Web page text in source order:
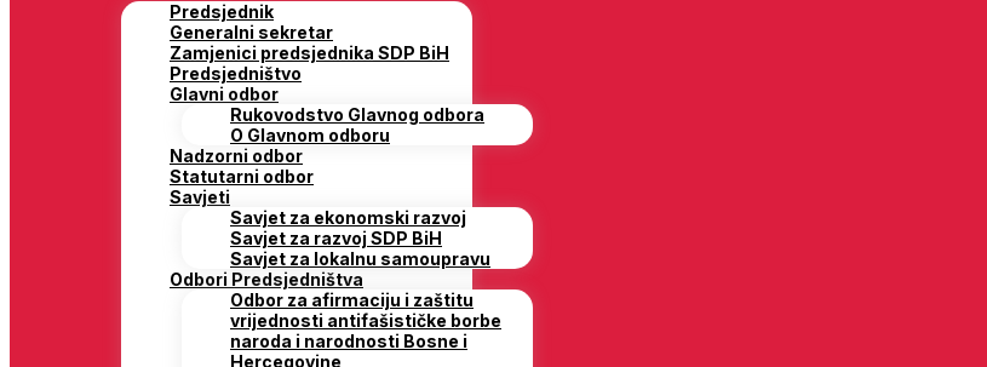
Predsjednik
Generalni sekretar
Zamjenici predsjednika SDP BiH
Predsjedništvo
Glavni odbor
Rukovodstvo Glavnog odbora
O Glavnom odboru
Nadzorni odbor
Statutarni odbor
Savjeti
Savjet za ekonomski razvoj
Savjet za razvoj SDP BiH
Savjet za lokalnu samoupravu
Odbori Predsjedništva
Odbor za afirmaciju i zaštitu
vrijednosti antifašističke borbe
naroda i narodnosti Bosne i
Hercegovine